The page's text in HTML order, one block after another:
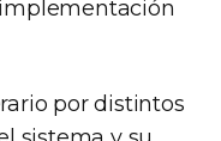
por distintos